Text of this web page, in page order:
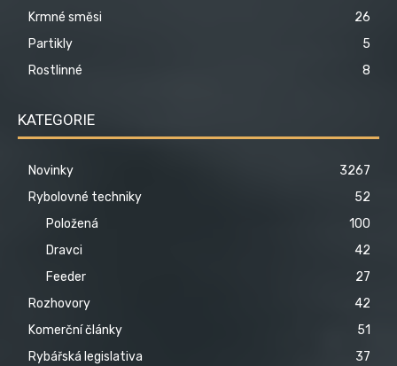
Krmné směsi
26
Partikly
5
Rostlinné
8
KATEGORIE
Novinky
3267
Rybolovné techniky
52
Položená
100
Dravci
42
Feeder
27
Rozhovory
42
Komerční články
51
Rybářská legislativa
37